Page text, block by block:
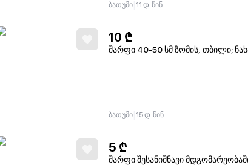
ბათუმი 11 დ. წინ
10 ₾
შარფი 40-50 სმ ზომის, თბილი;
ბათუმი 15 დ. წინ
5 ₾
შარფი შესანიშნავი